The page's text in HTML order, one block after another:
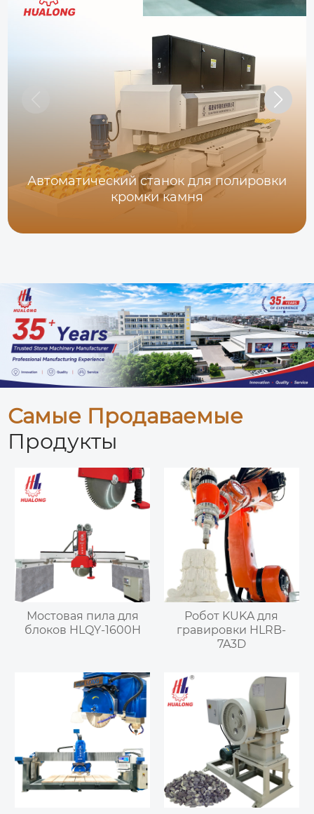
Автоматический станок для полировки
кромки камня
Самые Продаваемые
Продукты
Мостовая пила для
блоков HLQY-1600H
Робот KUKA для
гравировки HLRB-
7A3D